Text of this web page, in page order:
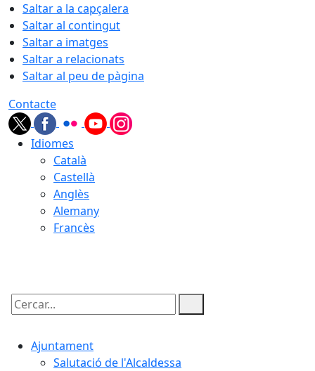
Saltar a la capçalera
Saltar al contingut
Saltar a imatges
Saltar a relacionats
Saltar al peu de pàgina
Contacte
Idiomes
Català
Castellà
Anglès
Alemany
Francès
Cercar:
Ajuntament
Salutació de l'Alcaldessa